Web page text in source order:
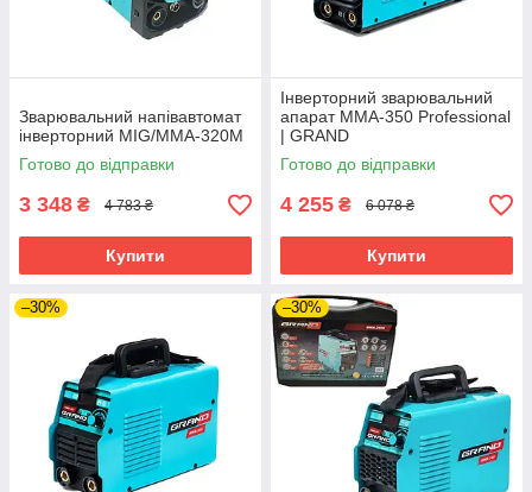
Зварювальний напівавтомат
інверторний MIG/MMA‑320М
Готово до відправки
3 348 ₴ 4 783 ₴
Купити
Інверторний зварювальний
апарат ММА-350 Professional
| GRAND
Готово до відправки
4 255 ₴ 6 078 ₴
Купити
–30% –30%